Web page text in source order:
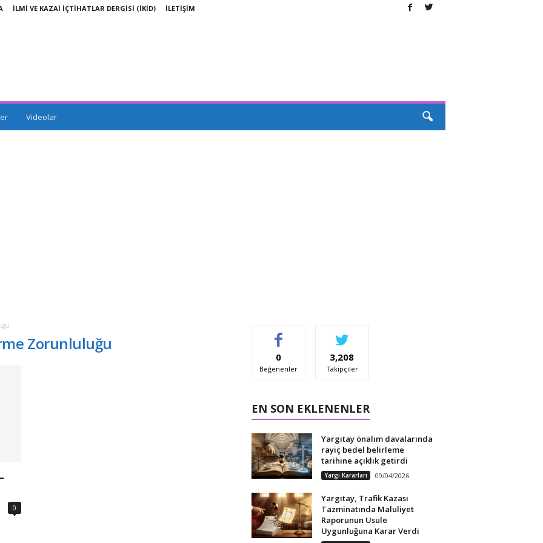
İLMİ VE KAZAİ İÇTİHATLAR DERGİSİ (İKİD) İLETİŞİM
Videolar
Zorunluluğu
0
0
Beğenenler
3,208
Takipçiler
EN SON EKLENENLER
Yargıtay önalım davalarında
rayiç bedel belirleme
tarihine açıklık getirdi
Yargı Kararları 09/04/2026
Yargıtay, Trafik Kazası
Tazminatında Maluliyet
Raporunun Usule
Uygunluğuna Karar Verdi